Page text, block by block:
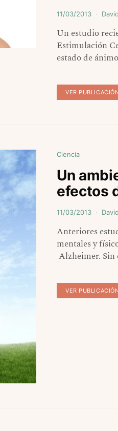
11/03/2013
Un estudio
Estimulación
estado de
VER
Ciencia
Un
efectos
11/03/2013
Anteriores
mentales y
Alzheimer. Sin
VER